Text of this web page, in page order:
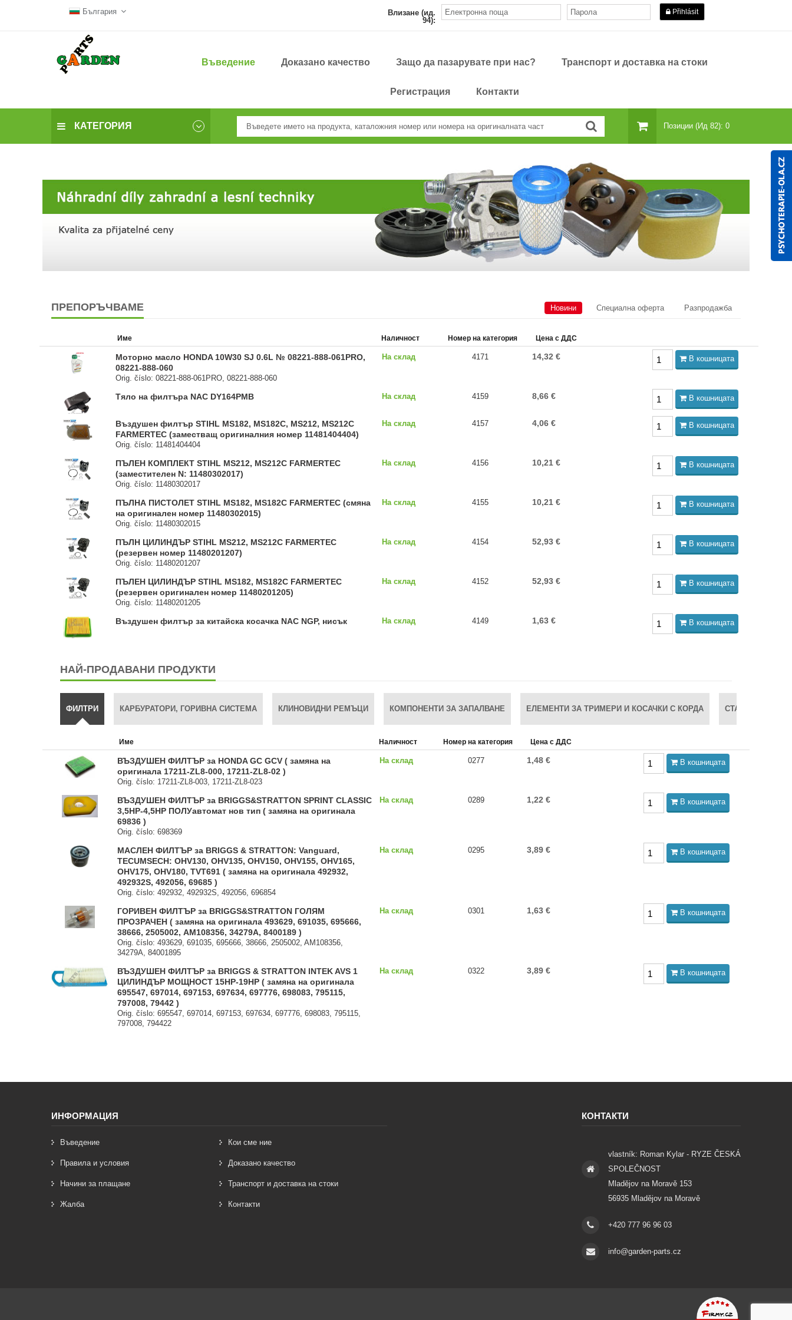
България
Влизане (ид.
94):
Přihlásit
Въведение Доказано качество Защо да пазарувате при нас? Транспорт и доставка на стоки
Регистрация Контакти
КАТЕГОРИЯ Позиции (ид 82): 0
ПРЕПОРЪЧВАМЕ Новини Специална оферта Разпродажба
Име Наличност Номер на категория Цена с ДДС
Моторно масло HONDA 10W30 SJ 0.6L № 08221-888-061PRO,
08221-888-060
Orig. číslo: 08221-888-061PRO, 08221-888-060
На склад 4171 14,32 € В кошницата
Тяло на филтъра NAC DY164PMB На склад 4159 8,66 € В кошницата
Въздушен филтър STIHL MS182, MS182C, MS212, MS212C
FARMERTEC (заместващ оригиналния номер 11481404404)
Orig. číslo: 11481404404
На склад 4157 4,06 € В кошницата
ПЪЛЕН КОМПЛЕКТ STIHL MS212, MS212C FARMERTEC
(заместителен N: 11480302017)
Orig. číslo: 11480302017
На склад 4156 10,21 € В кошницата
ПЪЛНА ПИСТОЛЕТ STIHL MS182, MS182C FARMERTEC (смяна
на оригинален номер 11480302015)
Orig. číslo: 11480302015
На склад 4155 10,21 € В кошницата
ПЪЛН ЦИЛИНДЪР STIHL MS212, MS212C FARMERTEC
(резервен номер 11480201207)
Orig. číslo: 11480201207
На склад 4154 52,93 € В кошницата
ПЪЛЕН ЦИЛИНДЪР STIHL MS182, MS182C FARMERTEC
(резервен оригинален номер 11480201205)
Orig. číslo: 11480201205
На склад 4152 52,93 € В кошницата
Въздушен филтър за китайска косачка NAC NGP, нисък На склад 4149 1,63 € В кошницата
НАЙ-ПРОДАВАНИ ПРОДУКТИ
ФИЛТРИ КАРБУРАТОРИ, ГОРИВНА СИСТЕМА КЛИНОВИДНИ РЕМЪЦИ КОМПОНЕНТИ ЗА ЗАПАЛВАНЕ ЕЛЕМЕНТИ ЗА ТРИМЕРИ И КОСАЧКИ С КОРДА СТАРТЕРИ,
Име Наличност Номер на категория Цена с ДДС
ВЪЗДУШЕН ФИЛТЪР за HONDA GC GCV ( замяна на
оригинала 17211-ZL8-000, 17211-ZL8-02 )
Orig. číslo: 17211-ZL8-003, 17211-ZL8-023
На склад 0277 1,48 € В кошницата
ВЪЗДУШЕН ФИЛТЪР за BRIGGS&STRATTON SPRINT CLASSIC
3,5HP-4,5HP ПОЛУавтомат нов тип ( замяна на оригинала
69836 )
Orig. číslo: 698369
На склад 0289 1,22 € В кошницата
МАСЛЕН ФИЛТЪР за BRIGGS & STRATTON: Vanguard,
TECUMSECH: OHV130, OHV135, OHV150, OHV155, OHV165,
OHV175, OHV180, TVT691 ( замяна на оригинала 492932,
492932S, 492056, 69685 )
Orig. číslo: 492932, 492932S, 492056, 696854
На склад 0295 3,89 € В кошницата
ГОРИВЕН ФИЛТЪР за BRIGGS&STRATTON ГОЛЯМ
ПРОЗРАЧЕН ( замяна на оригинала 493629, 691035, 695666,
38666, 2505002, AM108356, 34279A, 8400189 )
Orig. číslo: 493629, 691035, 695666, 38666, 2505002, AM108356,
34279A, 84001895
На склад 0301 1,63 € В кошницата
ВЪЗДУШЕН ФИЛТЪР за BRIGGS & STRATTON INTEK AVS 1
ЦИЛИНДЪР МОЩНОСТ 15HP-19HP ( замяна на оригинала
695547, 697014, 697153, 697634, 697776, 698083, 795115,
797008, 79442 )
Orig. číslo: 695547, 697014, 697153, 697634, 697776, 698083, 795115,
797008, 794422
На склад 0322 3,89 € В кошницата
ИНФОРМАЦИЯ
Въведение Кои сме ние
Правила и условия Доказано качество
Начини за плащане Транспорт и доставка на стоки
Жалба Контакти
КОНТАКТИ
vlastník: Roman Kylar - RYZE ČESKÁ
SPOLEČNOST
Mladějov na Moravě 153
56935 Mladějov na Moravě
+420 777 96 96 03
info@garden-parts.cz